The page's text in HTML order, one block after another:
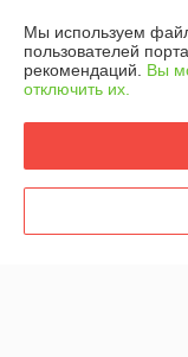
Политика
Сайт создан на
Мы используем
пользователей
рекомендаций. Вы
отключить их.